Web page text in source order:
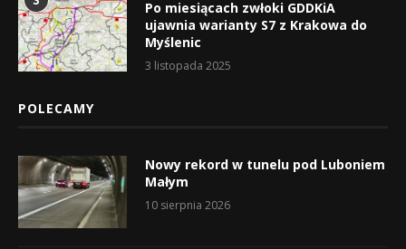
Po miesiącach zwłoki GDDKiA
ujawnia warianty S7 z Krakowa do
Myślenic
3 listopada 2025
POLECAMY
Nowy rekord w tunelu pod Luboniem
Małym
10 sierpnia 2026